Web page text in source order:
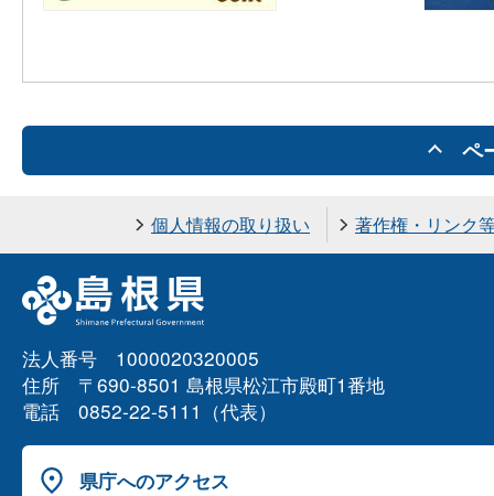
ペ
個人情報の取り扱い 著作権・リンク
法人番号 1000020320005
住所 〒690-8501 島根県松江市殿町1番地
電話 0852-22-5111（代表）
県庁へのアクセス